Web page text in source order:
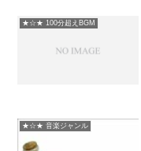
★☆★ 100分超えBGM
★☆★ 音楽ジャンル